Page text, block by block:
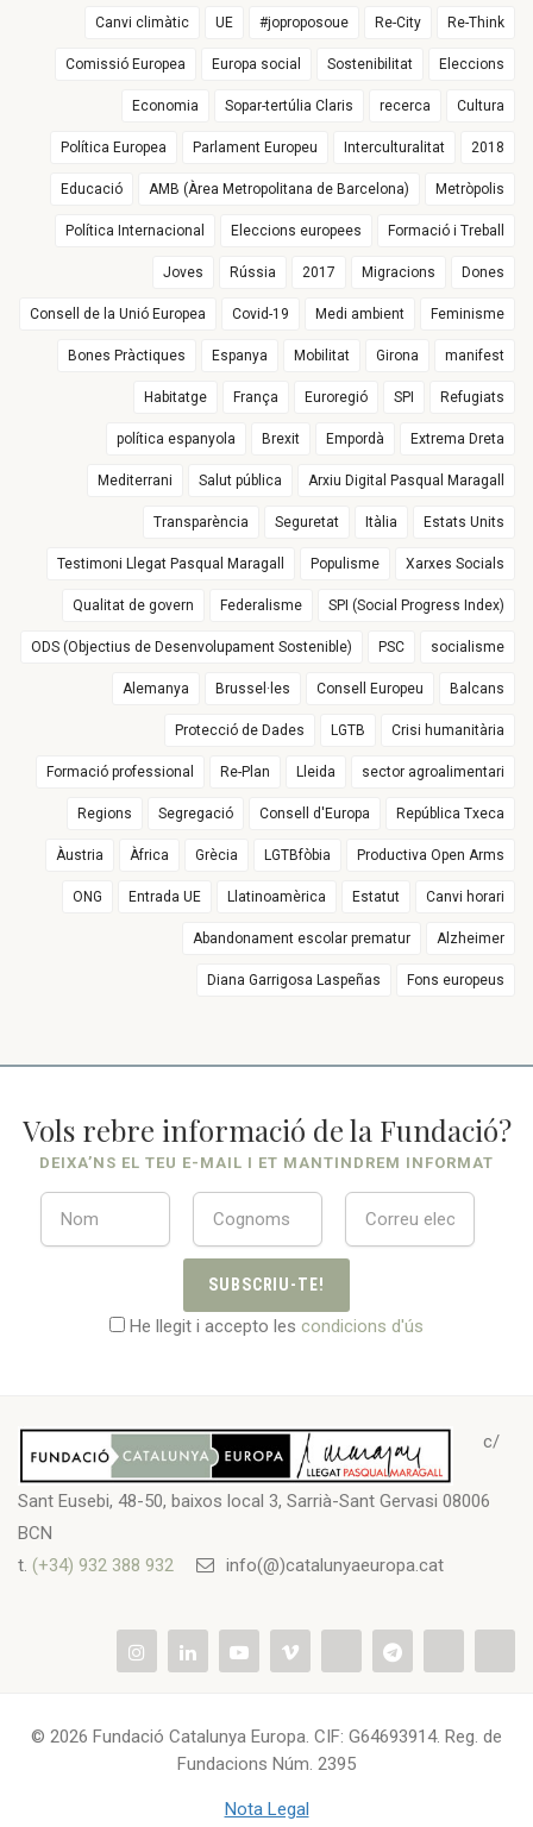
Canvi climàtic UE #joproposoue Re-City Re-Think
Comissió Europea Europa social Sostenibilitat Eleccions
Economia Sopar-tertúlia Claris recerca Cultura
Política Europea Parlament Europeu Interculturalitat 2018
Educació AMB (Àrea Metropolitana de Barcelona) Metròpolis
Política Internacional Eleccions europees Formació i Treball
Joves Rússia 2017 Migracions Dones
Consell de la Unió Europea Covid-19 Medi ambient Feminisme
Bones Pràctiques Espanya Mobilitat Girona manifest
Habitatge França Euroregió SPI Refugiats
política espanyola Brexit Empordà Extrema Dreta
Mediterrani Salut pública Arxiu Digital Pasqual Maragall
Transparència Seguretat Itàlia Estats Units
Testimoni Llegat Pasqual Maragall Populisme Xarxes Socials
Qualitat de govern Federalisme SPI (Social Progress Index)
ODS (Objectius de Desenvolupament Sostenible) PSC socialisme
Alemanya Brussel·les Consell Europeu Balcans
Protecció de Dades LGTB Crisi humanitària
Formació professional Re-Plan Lleida sector agroalimentari
Regions Segregació Consell d'Europa República Txeca
Àustria Àfrica Grècia LGTBfòbia Productiva Open Arms
ONG Entrada UE Llatinoamèrica Estatut Canvi horari
Abandonament escolar prematur Alzheimer
Diana Garrigosa Laspeñas Fons europeus
Vols rebre informació de la Fundació?
DEIXA’NS EL TEU E-MAIL I ET MANTINDREM INFORMAT
SUBSCRIU-TE!
He llegit i accepto les condicions d'ús
c/
Sant Eusebi, 48-50, baixos local 3, Sarrià-Sant Gervasi 08006
BCN
t. (+34) 932 388 932 info(@)catalunyaeuropa.cat
© 2026 Fundació Catalunya Europa. CIF: G64693914. Reg. de
Fundacions Núm. 2395
Nota Legal